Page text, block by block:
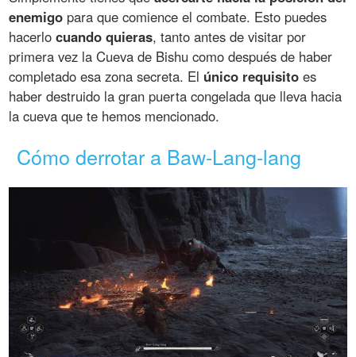
enemigo para que comience el combate. Esto puedes
hacerlocuando quieras, tanto antes de visitar por
primera vez la Cueva de Bishu como después de haber
completado esa zona secreta. El único requisito es
haber destruido la gran puerta congelada que lleva hacia
la cueva que te hemos mencionado.
Cómo derrotar a Baw-Lang-lang